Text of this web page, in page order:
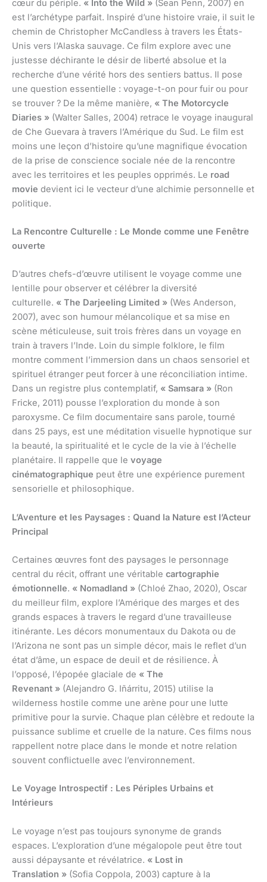
cœur du périple. « Into the Wild » (Sean Penn, 2007) en
est l’archétype parfait. Inspiré d’une histoire vraie, il suit le
chemin de Christopher McCandless à travers les États-
Unis vers l’Alaska sauvage. Ce film explore avec une
justesse déchirante le désir de liberté absolue et la
recherche d’une vérité hors des sentiers battus. Il pose
une question essentielle : voyage-t-on pour fuir ou pour
se trouver ? De la même manière, « The Motorcycle
Diaries » (Walter Salles, 2004) retrace le voyage inaugural
de Che Guevara à travers l’Amérique du Sud. Le film est
moins une leçon d’histoire qu’une magnifique évocation
de la prise de conscience sociale née de la rencontre
avec les territoires et les peuples opprimés. Le road
movie devient ici le vecteur d’une alchimie personnelle et
politique.
La Rencontre Culturelle : Le Monde comme une Fenêtre
ouverte
D’autres chefs-d’œuvre utilisent le voyage comme une
lentille pour observer et célébrer la diversité
culturelle. « The Darjeeling Limited » (Wes Anderson,
2007), avec son humour mélancolique et sa mise en
scène méticuleuse, suit trois frères dans un voyage en
train à travers l’Inde. Loin du simple folklore, le film
montre comment l’immersion dans un chaos sensoriel et
spirituel étranger peut forcer à une réconciliation intime.
Dans un registre plus contemplatif, « Samsara » (Ron
Fricke, 2011) pousse l’exploration du monde à son
paroxysme. Ce film documentaire sans parole, tourné
dans 25 pays, est une méditation visuelle hypnotique sur
la beauté, la spiritualité et le cycle de la vie à l’échelle
planétaire. Il rappelle que le voyage
cinématographique peut être une expérience purement
sensorielle et philosophique.
L’Aventure et les Paysages : Quand la Nature est l’Acteur
Principal
Certaines œuvres font des paysages le personnage
central du récit, offrant une véritable cartographie
émotionnelle. « Nomadland » (Chloé Zhao, 2020), Oscar
du meilleur film, explore l’Amérique des marges et des
grands espaces à travers le regard d’une travailleuse
itinérante. Les décors monumentaux du Dakota ou de
l’Arizona ne sont pas un simple décor, mais le reflet d’un
état d’âme, un espace de deuil et de résilience. À
l’opposé, l’épopée glaciale de « The
Revenant » (Alejandro G. Iñárritu, 2015) utilise la
wilderness hostile comme une arène pour une lutte
primitive pour la survie. Chaque plan célèbre et redoute la
puissance sublime et cruelle de la nature. Ces films nous
rappellent notre place dans le monde et notre relation
souvent conflictuelle avec l’environnement.
Le Voyage Introspectif : Les Périples Urbains et
Intérieurs
Le voyage n’est pas toujours synonyme de grands
espaces. L’exploration d’une mégalopole peut être tout
aussi dépaysante et révélatrice. « Lost in
Translation » (Sofia Coppola, 2003) capture à la